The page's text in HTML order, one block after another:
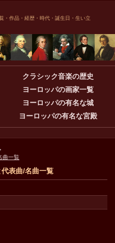
・作品・経歴・時代・誕生日・生い立
クラシック音楽の歴史
ヨーロッパの画家一覧
ヨーロッパの有名な城
ヨーロッパの有名な宮殿
曲一覧
表曲/名曲一覧